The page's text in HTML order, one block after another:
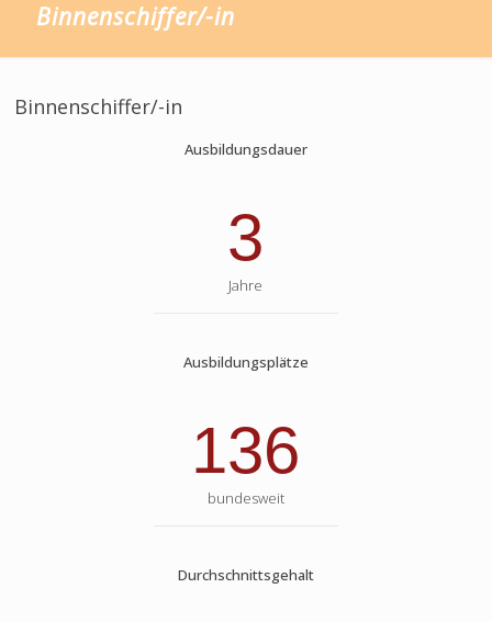
Binnenschiffer/-in
Binnenschiffer/-in
Ausbildungsdauer
3
Jahre
Ausbildungsplätze
136
bundesweit
Durchschnittsgehalt